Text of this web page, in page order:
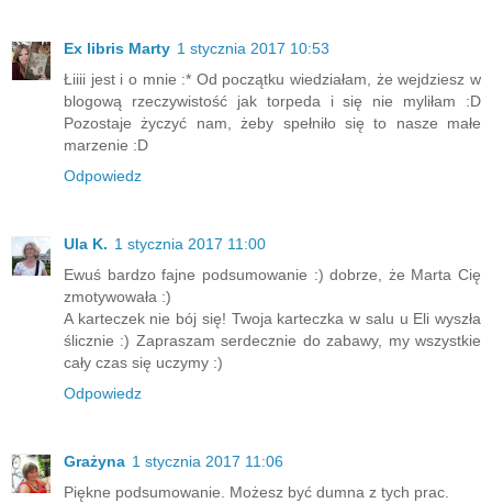
Ex libris Marty 1 stycznia 2017 10:53
Łiiii jest i o mnie :* Od początku wiedziałam, że wejdziesz w
blogową rzeczywistość jak torpeda i się nie myliłam :D
Pozostaje życzyć nam, żeby spełniło się to nasze małe
marzenie :D
Odpowiedz
Ula K. 1 stycznia 2017 11:00
Ewuś bardzo fajne podsumowanie :) dobrze, że Marta Cię
zmotywowała :)
A karteczek nie bój się! Twoja karteczka w salu u Eli wyszła
ślicznie :) Zapraszam serdecznie do zabawy, my wszystkie
cały czas się uczymy :)
Odpowiedz
Grażyna 1 stycznia 2017 11:06
Piękne podsumowanie. Możesz być dumna z tych prac.